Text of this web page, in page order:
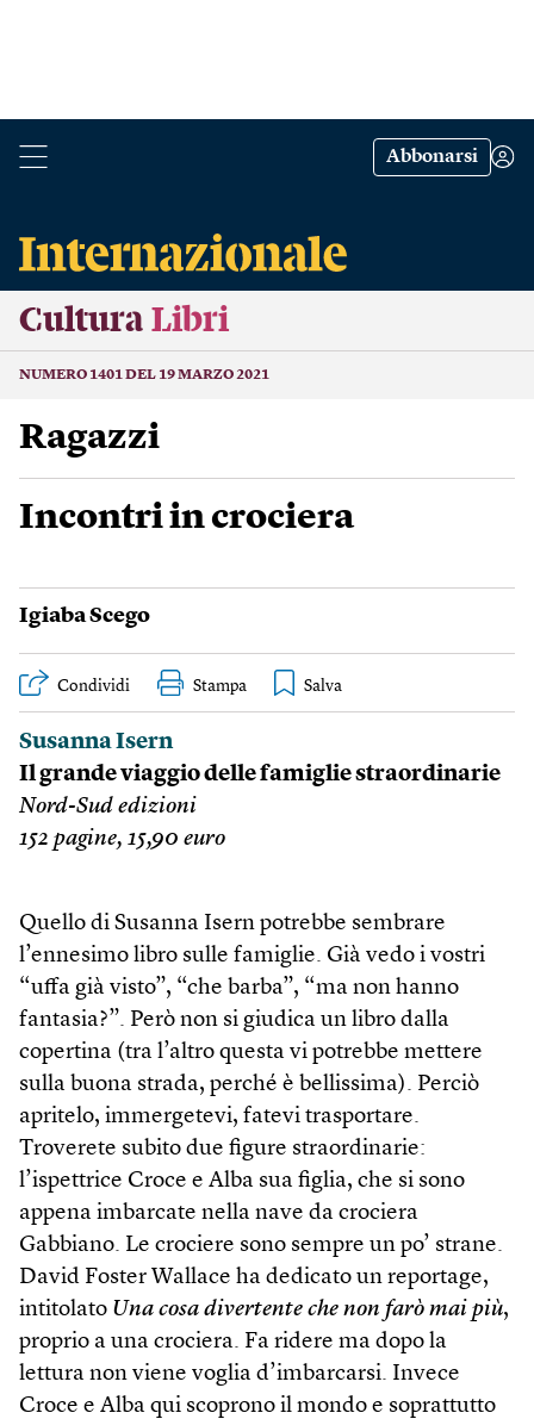
Abbonarsi
Cultura Libri
NUMERO 1401 DEL 19 MARZO 2021
Ragazzi
Incontri in crociera
Igiaba Scego
Condividi Stampa
Susanna Isern
Il grande viaggio delle famiglie straordinarie
Nord-Sud edizioni
152 pagine, 15,90 euro
Quello di Susanna Isern potrebbe sembrare
l’ennesimo libro sulle famiglie. Già vedo i vostri
“uffa già visto”, “che barba”, “ma non hanno
fantasia?”. Però non si giudica un libro dalla
copertina (tra l’altro questa vi potrebbe mettere
sulla buona strada, perché è bellissima). Perciò
apritelo, immergetevi, fatevi trasportare.
Troverete subito due figure straordinarie:
l’ispettrice Croce e Alba sua figlia, che si sono
appena imbarcate nella nave da crociera
Gabbiano. Le crociere sono sempre un po’ strane.
David Foster Wallace ha dedicato un reportage,
intitolato Una cosa divertente che non farò mai più,
proprio a una crociera. Fa ridere ma dopo la
lettura non viene voglia d’imbarcarsi. Invece
Croce e Alba qui scoprono il mondo e soprattutto